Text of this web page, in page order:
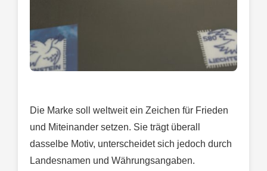
Die Marke soll weltweit ein Zeichen für Frieden
und Miteinander setzen. Sie trägt überall
dasselbe Motiv, unterscheidet sich jedoch durch
Landesnamen und Währungsangaben.